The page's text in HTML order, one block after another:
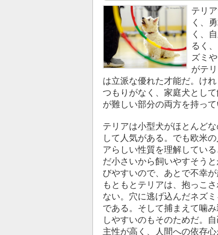
テリ
く、
く、
るく
ズミ
がテ
は立派な優れた才能だ。け
つもりがなく、家庭犬とし
が難しい部分の両方を持っ
テリアは小型犬がほとんど
して人気がある。でも欧米
アらしい性質を理解してい
だ小さいから飼いやすそう
びやすいので、あとで不幸
もともとテリアは、抱っこ
ない。穴に逃げ込んだネズ
である。そして捕まえて噛
しやすいのもそのためだ。
主性が高く、人間への依存